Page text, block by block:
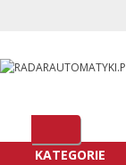
KATEGORIE